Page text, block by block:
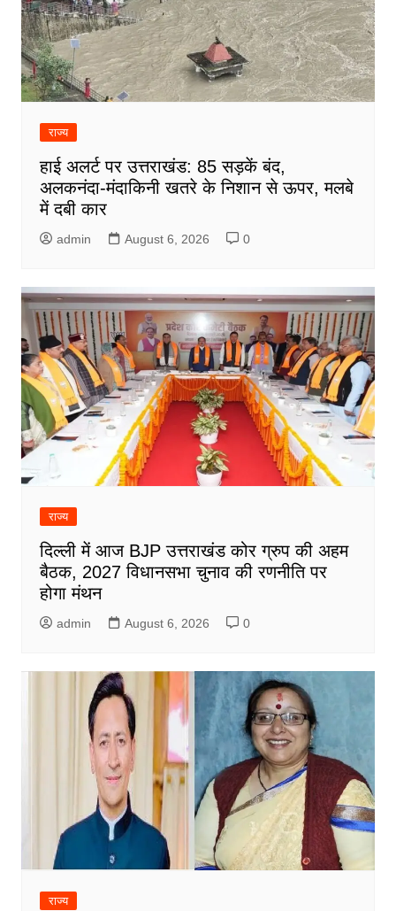
राज्य
हाई अलर्ट पर उत्तराखंड: 85 सड़कें बंद,
अलकनंदा-मंदाकिनी खतरे के निशान से ऊपर, मलबे
में दबी कार
admin August 6, 2026 0
राज्य
दिल्ली में आज BJP उत्तराखंड कोर ग्रुप की अहम
बैठक, 2027 विधानसभा चुनाव की रणनीति पर
होगा मंथन
admin August 6, 2026 0
राज्य